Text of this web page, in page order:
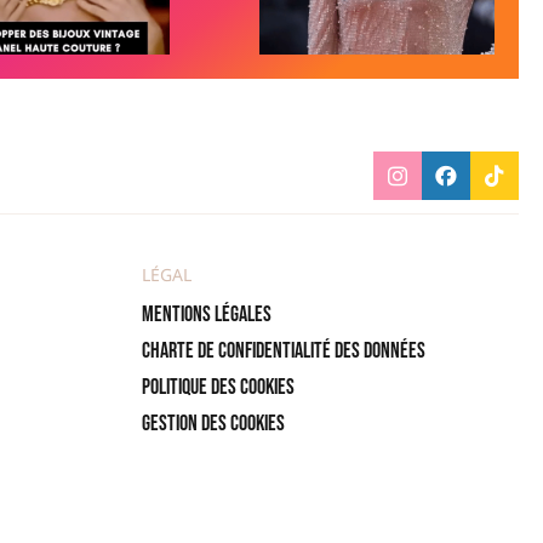
LÉGAL
Mentions légales
Charte de confidentialité des données
Politique des cookies
Gestion des cookies